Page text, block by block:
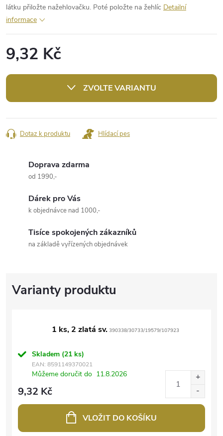
látku přiložte nažehlovačku. Poté položte na žehlíc Detailní
informace
9,32 Kč
cena:
ZVOLTE VARIANTU
Dotaz k produktu Hlídací pes
Doprava zdarma
od 1990,-
Dárek pro Vás
k objednávce nad 1000,-
Tisíce spokojených zákazníků
na základě vyřízených objednávek
1 ks, 2 zlatá sv. 390338/30733/19579/107923
Skladem (21 ks)
EAN: 8591149370021
Můžeme doručit do 11.8.2026
9,32 Kč
VLOŽIT DO KOŠÍKU